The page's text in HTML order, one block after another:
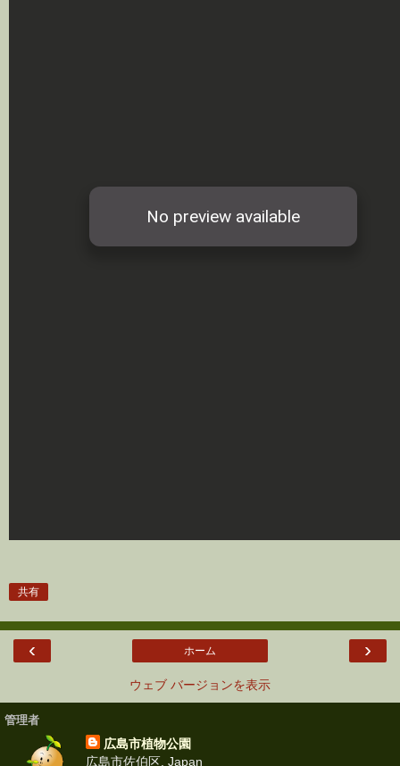
共有
‹ ›
ホーム
ウェブ バージョンを表示
管理者
広島市植物公園
広島市佐伯区, Japan